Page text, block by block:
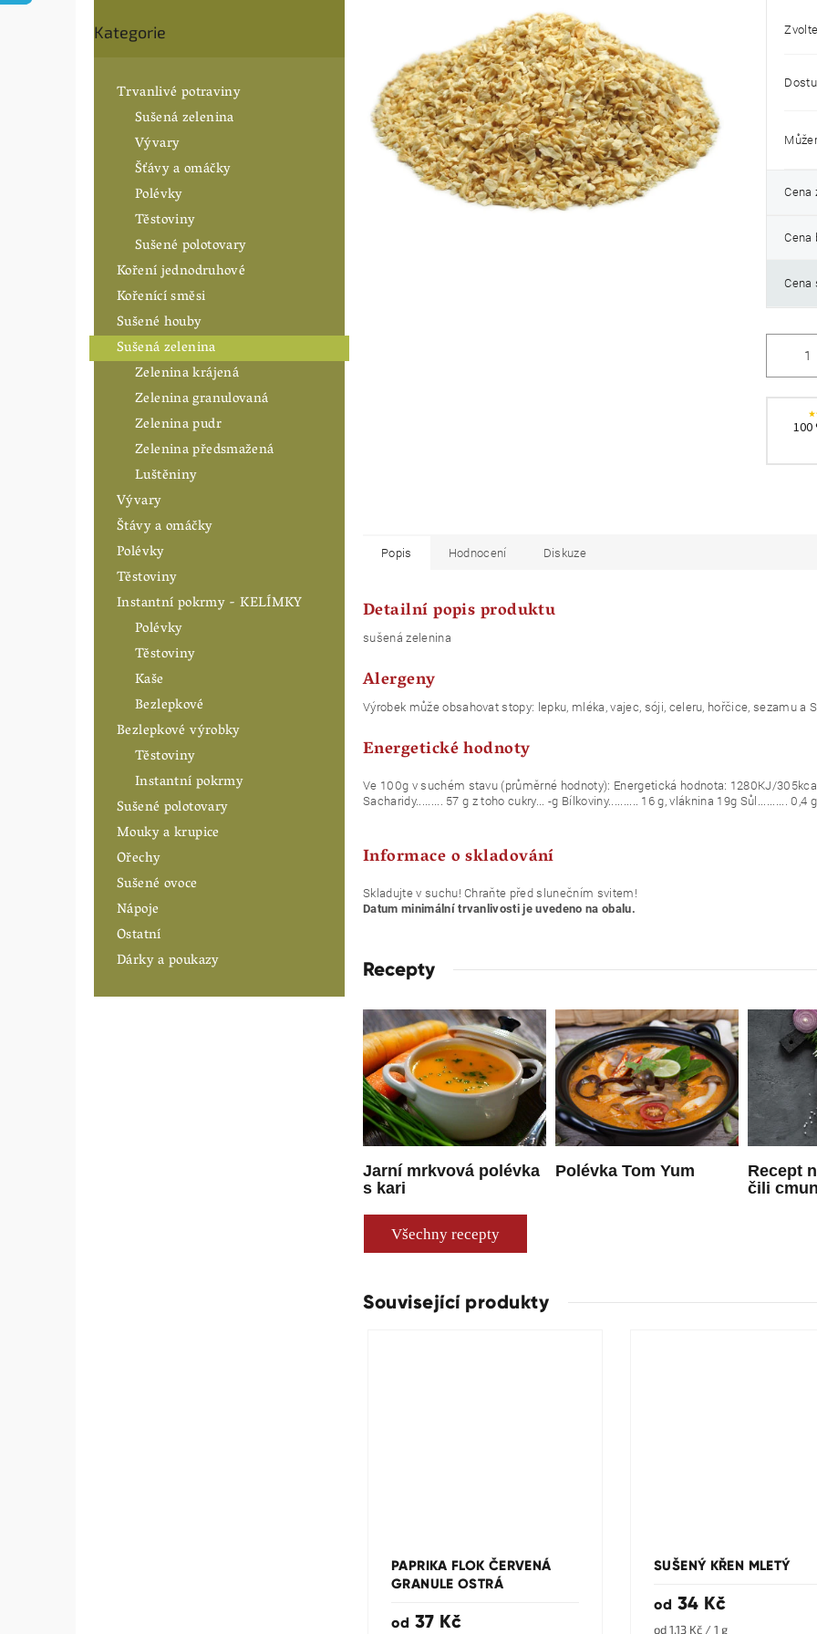
kategorie
Kategorie
Trvanlivé potraviny
Sušená zelenina
Vývary
Šťávy a omáčky
Polévky
Těstoviny
Sušené polotovary
Koření jednodruhové
Kořenící směsi
Sušené houby
Sušená zelenina
Zelenina krájená
Zelenina granulovaná
Zelenina pudr
Zelenina předsmažená
Luštěniny
Vývary
Štávy a omáčky
Polévky
Těstoviny
Instantní pokrmy - KELÍMKY
Polévky
Těstoviny
Kaše
Bezlepkové
Bezlepkové výrobky
Těstoviny
Instantní pokrmy
Sušené polotovary
Mouky a krupice
Ořechy
Sušené ovoce
Nápoje
Ostatní
Dárky a poukazy
Cena
Cena
Cena
100
Související produkty
PAPRIKA FLOK ČERVENÁ
GRANULE OSTRÁ
od 37 Kč
SUŠENÝ KŘEN MLETÝ
od 34 Kč
Měrná
od 1,13 Kč / 1 g
Popis Hodnocení Diskuze
Detailní popis produktu
sušená zelenina
Alergeny
Výrobek může obsahovat stopy: lepku, mléka, vajec, sóji, celeru, hořčice, sezamu a
Energetické hodnoty
Ve 100g v suchém stavu (průměrné hodnoty): Energetická hodnota: 1280KJ/
Sacharidy......... 57 g z toho cukry... -g Bílkoviny.......... 16 g, vláknina 19g Sůl.......... 0,4 g
Informace o skladování
Skladujte v suchu! Chraňte před slunečním svitem!
Datum minimální trvanlivosti je uvedeno na obalu.
Recepty
Jarní mrkvová polévka
s kari
Polévka Tom Yum
Recept
čili
Všechny recepty